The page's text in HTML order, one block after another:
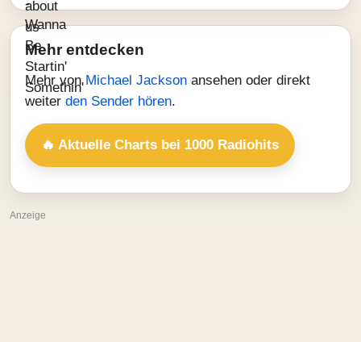
Mehr entdecken
Mehr vonMichael Jackson ansehen oder direkt
weiter den Sender hören.
🔥 Aktuelle Charts bei 1000 Radiohits
Anzeige